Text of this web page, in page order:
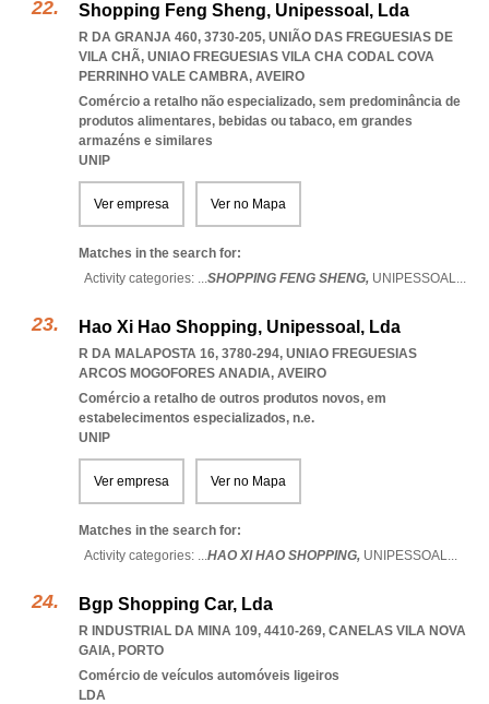
Shopping Feng Sheng, Unipessoal, Lda
R DA GRANJA 460, 3730-205, UNIÃO DAS FREGUESIAS DE
VILA CHÃ, UNIAO FREGUESIAS VILA CHA CODAL COVA
PERRINHO VALE CAMBRA, AVEIRO
Comércio a retalho não especializado, sem predominância de
produtos alimentares, bebidas ou tabaco, em grandes
armazéns e similares
UNIP
Ver empresa Ver no Mapa
Matches in the search for:
Activity categories: ...SHOPPING FENG SHENG, UNIPESSOAL...
Hao Xi Hao Shopping, Unipessoal, Lda
R DA MALAPOSTA 16, 3780-294, UNIAO FREGUESIAS
ARCOS MOGOFORES ANADIA, AVEIRO
Comércio a retalho de outros produtos novos, em
estabelecimentos especializados, n.e.
UNIP
Ver empresa Ver no Mapa
Matches in the search for:
Activity categories: ...HAO XI HAO SHOPPING, UNIPESSOAL...
Bgp Shopping Car, Lda
R INDUSTRIAL DA MINA 109, 4410-269, CANELAS VILA NOVA
GAIA, PORTO
Comércio de veículos automóveis ligeiros
LDA